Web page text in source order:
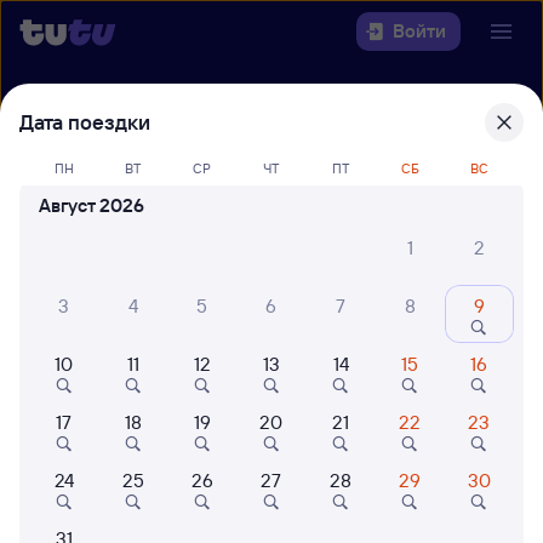
Войти
Выберите день, чтобы найти
Когда
Кто едет
Найти поезда
Дата поездки
ПН ВТ СР ЧТ ПТ СБ ВС
Август 2026
1
2
3 4 5 6 7 8 9
10 11 12 13 14 15 16
17 18 19 20 21 22 23
24 25 26 27 28 29 30